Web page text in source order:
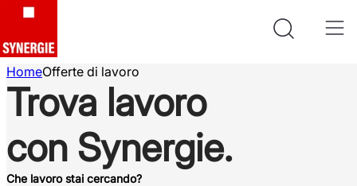
HomeOfferte di lavoro
Trova lavoro
con Synergie.
Che lavoro stai cercando?